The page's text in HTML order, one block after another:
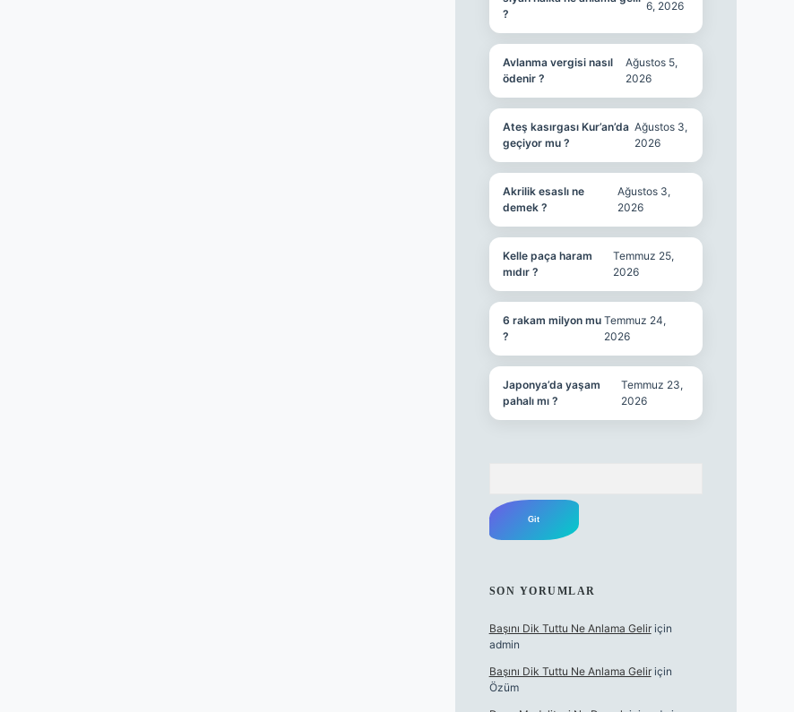
?
6, 2026
Avlanma vergisi nasıl
ödenir ?
Ağustos 5,
2026
Ateş kasırgası Kur’an’da
geçiyor mu ?
Ağustos 3,
2026
Akrilik esaslı ne
demek ?
Ağustos 3,
2026
Kelle paça haram
mıdır ?
Temmuz 25,
2026
6 rakam milyon mu
?
Temmuz 24,
2026
Japonya’da yaşam
pahalı mı ?
Temmuz 23,
2026
SON YORUMLAR
Başını Dik Tuttu Ne Anlama Geliriçin
admin
Başını Dik Tuttu Ne Anlama Geliriçin
Özüm